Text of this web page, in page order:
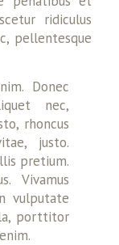
ridiculus
pellentesque
Donec
nec,
rhoncus
justo.
pretium.
Vivamus
vulputate
porttitor